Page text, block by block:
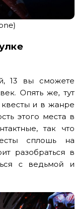
13 вы сможете
Опять же, тут
и в жанре
этого места в
так что
сплошь на
разобраться в
с ведьмой и